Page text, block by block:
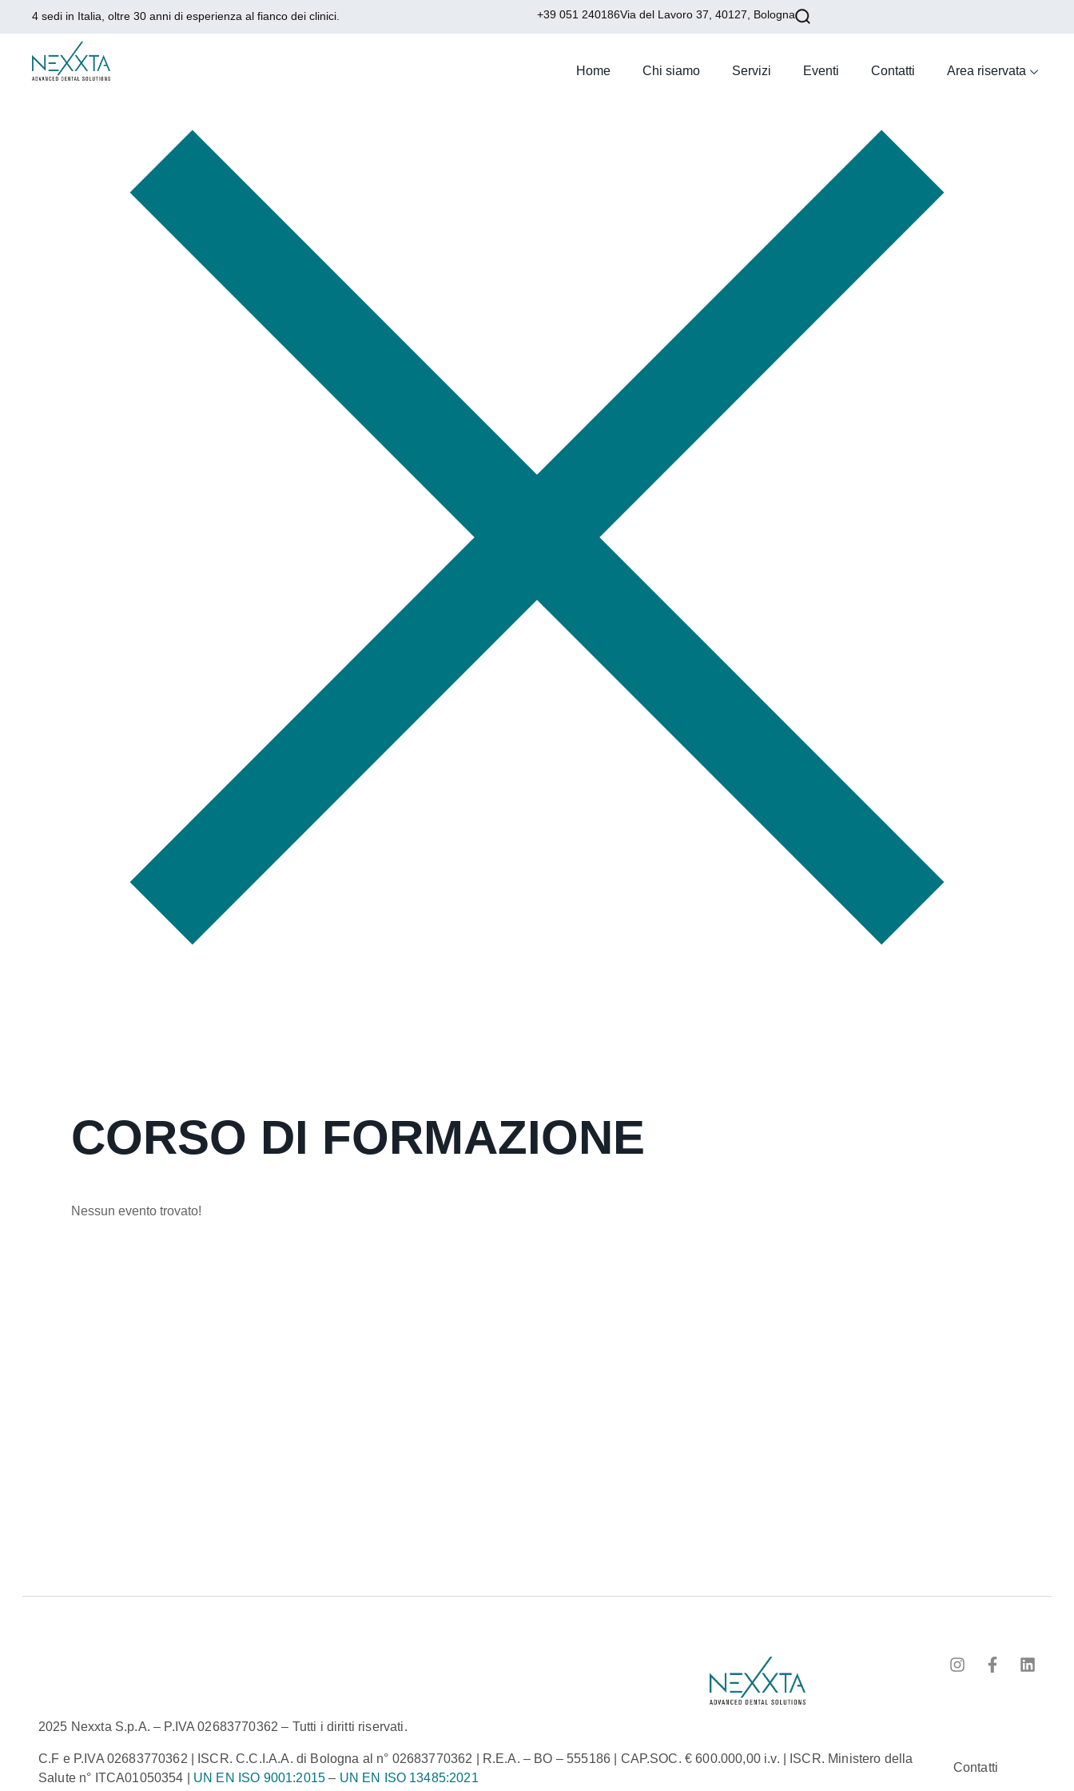
4 sedi in Italia, oltre 30 anni di esperienza al fianco dei clinici. +39 051 240186Via del Lavoro 37, 40127, Bologna
Home Chi siamo Servizi Eventi Contatti Area riservata
CORSO DI FORMAZIONE
Nessun evento trovato!
2025 Nexxta S.p.A. – P.IVA 02683770362 – Tutti i diritti riservati.
C.F e P.IVA 02683770362 | ISCR. C.C.I.A.A. di Bologna al n° 02683770362 | R.E.A. – BO – 555186 | CAP.SOC. € 600.000,00 i.v. | ISCR. Ministero della
Salute n° ITCA01050354 | UN EN ISO 9001:2015 – UN EN ISO 13485:2021
Contatti